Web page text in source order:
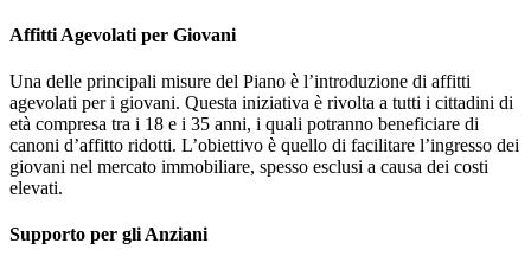
Affitti Agevolati per Giovani
Una delle principali misure del Piano è l’introduzione di affitti
agevolati per i giovani. Questa iniziativa è rivolta a tutti i cittadini di
età compresa tra i 18 e i 35 anni, i quali potranno beneficiare di
canoni d’affitto ridotti. L’obiettivo è quello di facilitare l’ingresso dei
giovani nel mercato immobiliare, spesso esclusi a causa dei costi
elevati.
Supporto per gli Anziani